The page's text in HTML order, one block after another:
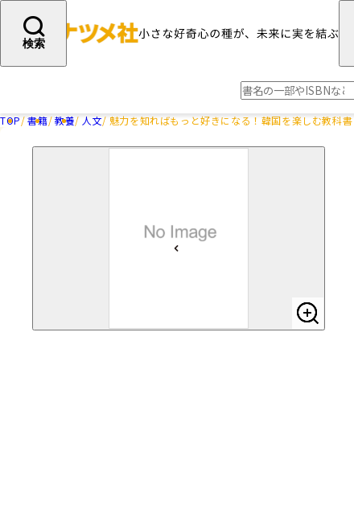
検索
TOP 書籍 教養 人文 魅力を知ればもっと好きになる！韓国を楽しむ教科書